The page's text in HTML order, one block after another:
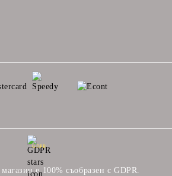
GDPR
е 100% съобразен с GDPR.